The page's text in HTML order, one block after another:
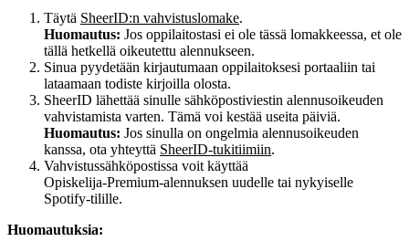
Täytä SheerID:n vahvistuslomake.
Huomautus: Jos oppilaitostasi ei ole tässä lomakkeessa, et ole
tällä hetkellä oikeutettu alennukseen.
Sinua pyydetään kirjautumaan oppilaitoksesi portaaliin tai
lataamaan todiste kirjoilla olosta.
SheerID lähettää sinulle sähköpostiviestin alennusoikeuden
vahvistamista varten. Tämä voi kestää useita päiviä.
Huomautus: Jos sinulla on ongelmia alennusoikeuden
kanssa, ota yhteyttä SheerID‑tukitiimiin.
Vahvistussähköpostissa voit käyttää
Opiskelija‑Premium‑alennuksen uudelle tai nykyiselle
Spotify‑tilille.
Huomautuksia: